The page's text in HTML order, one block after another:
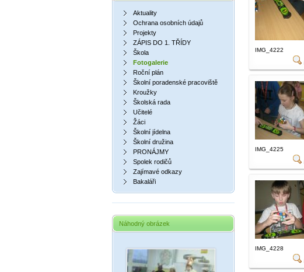
Aktuality
Ochrana osobních údajů
Projekty
ZÁPIS DO 1. TŘÍDY
Škola
Fotogalerie
Roční plán
Školní poradenské pracoviště
Kroužky
Školská rada
Učitelé
Žáci
Školní jídelna
Školní družina
PRONÁJMY
Spolek rodičů
Zajímavé odkazy
Bakaláři
Náhodný obrázek
IMG_4222
IMG_4225
IMG_4228